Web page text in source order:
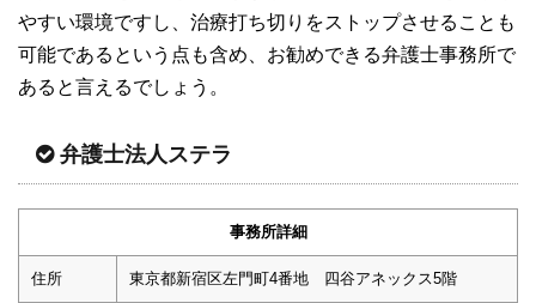
やすい環境ですし、治療打ち切りをストップさせることも
可能であるという点も含め、お勧めできる弁護士事務所で
あると言えるでしょう。
弁護士法人ステラ
事務所詳細
住所 東京都新宿区左門町4番地 四谷アネックス5階